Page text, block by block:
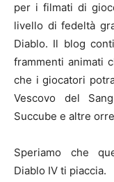
per i filmati di
livello di fedeltà
Diablo. Il blog
frammenti animati
che i giocatori
Vescovo del
Succube e altre
Speriamo che
Diablo IV ti piaccia.